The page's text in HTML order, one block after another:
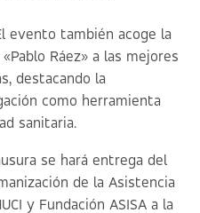
evento también acoge la
Ráez» a las mejores
destacando la
como herramienta
sanitaria.
se hará entrega del
de la Asistencia
y Fundación ASISA a la